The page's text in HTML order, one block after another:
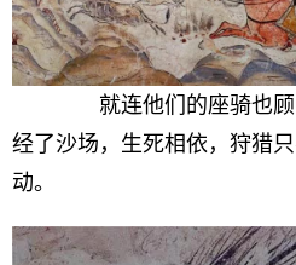
就连他们的座骑也顾
经了沙场，生死相依，狩猎
动。